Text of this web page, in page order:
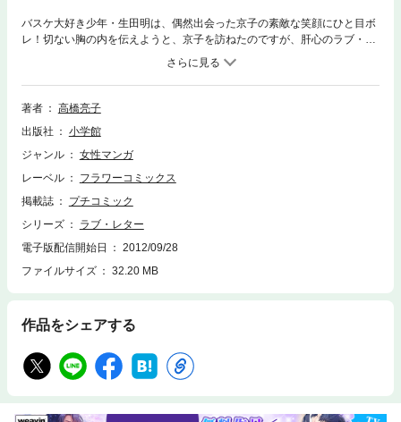
バスケ大好き少年・生田明は、偶然出会った京子の素敵な笑顔にひと目ボ
レ！切ない胸の内を伝えようと、京子を訪ねたのですが、肝心のラブ・レ
著者
高橋亮子
出版社
小学館
ジャンル
女性マンガ
レーベル
フラワーコミックス
掲載誌
プチコミック
シリーズ
ラブ・レター
電子版配信開始日
2012/09/28
ファイルサイズ
32.20 MB
作品をシェアする